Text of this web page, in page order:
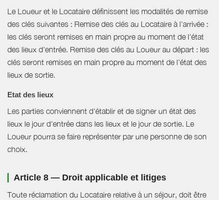
Le Loueur et le Locataire définissent les modalités de remise
des clés suivantes : Remise des clés au Locataire à l'arrivée :
les clés seront remises en main propre au moment de l'état
des lieux d'entrée. Remise des clés au Loueur au départ : les
clés seront remises en main propre au moment de l'état des
lieux de sortie.
Etat des lieux
Les parties conviennent d'établir et de signer un état des
lieux le jour d'entrée dans les lieux et le jour de sortie. Le
Loueur pourra se faire représenter par une personne de son
choix.
Article 8 — Droit applicable et litiges
Toute réclamation du Locataire relative à un séjour, doit être